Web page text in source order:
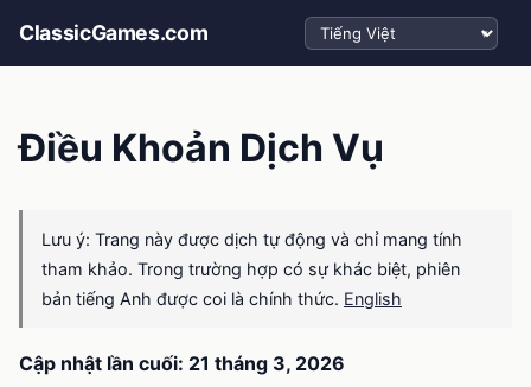
ClassicGames.com Chọn ngôn ngữ
Điều Khoản Dịch Vụ
Lưu ý: Trang này được dịch tự động và chỉ mang tính
tham khảo. Trong trường hợp có sự khác biệt, phiên
bản tiếng Anh được coi là chính thức. English
Cập nhật lần cuối: 21 tháng 3, 2026